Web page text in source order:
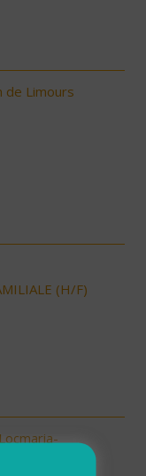
de Limours
(H/F)
Trébabu -